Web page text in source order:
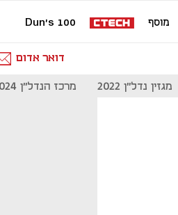
מוסף Dun's 100
דואר אדום
מגזין נדל"ן 2022 מרכז הנדל"ן 2024